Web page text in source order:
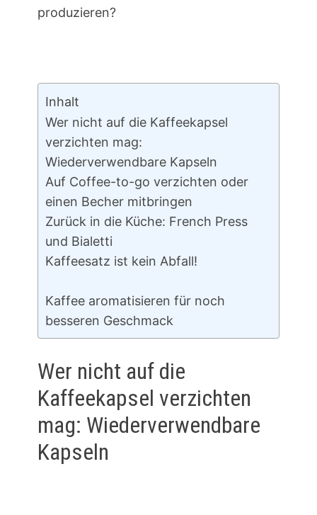
produzieren?
Inhalt
Wer nicht auf die Kaffeekapsel
verzichten mag:
Wiederverwendbare Kapseln
Auf Coffee-to-go verzichten oder
einen Becher mitbringen
Zurück in die Küche: French Press
und Bialetti
Kaffeesatz ist kein Abfall!
Kaffee aromatisieren für noch
besseren Geschmack
Wer nicht auf die
Kaffeekapsel verzichten
mag: Wiederverwendbare
Kapseln